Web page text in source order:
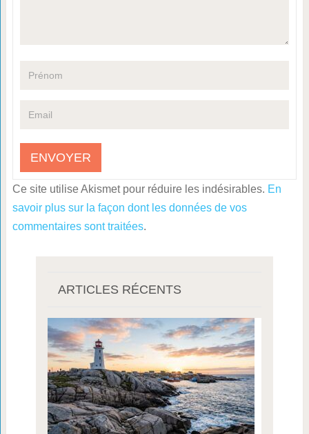
Ce site utilise Akismet pour réduire les indésirables. En
savoir plus sur la façon dont les données de vos
commentaires sont traitées.
ARTICLES RÉCENTS